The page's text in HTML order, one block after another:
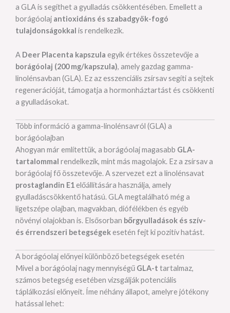
a GLA is segíthet a gyulladás csökkentésében. Emellett a
borágóolaj antioxidáns és szabadgyök-fogó
tulajdonságokkal is rendelkezik.
A Deer Placenta kapszula egyik értékes összetevője a
borágóolaj (200 mg/kapszula), amely gazdag gamma-
linolénsavban (GLA). Ez az esszenciális zsírsav segíti a sejtek
regenerációját, támogatja a hormonháztartást és csökkenti
a gyulladásokat.
Több információ a gamma-linolénsavról (GLA) a
borágóolajban
Ahogyan már említettük, a borágóolaj magasabb GLA-
tartalommal rendelkezik, mint más magolajok. Ez a zsírsav a
borágóolaj fő összetevője. A szervezet ezt a linolénsavat
prostaglandin E1előállítására használja, amely
gyulladáscsökkentő hatású. GLA megtalálható még a
ligetszépe olajban, magvakban, diófélékben és egyéb
növényi olajokban is. Elsősorban bőrgyulladások és szív-
és érrendszeri betegségekesetén fejt ki pozitív hatást.
A borágóolaj előnyei különböző betegségek esetén
Mivel a borágóolaj nagy mennyiségű GLA-t tartalmaz,
számos betegség esetében vizsgálják potenciális
táplálkozási előnyeit. Íme néhány állapot, amelyre jótékony
hatással lehet: